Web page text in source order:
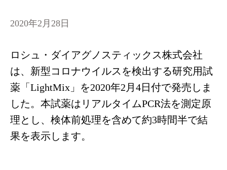
2020年2月28日
ロシュ・ダイアグノスティックス株式会社
は、新型コロナウイルスを検出する研究用試
薬「LightMix」を2020年2月4日付で発売しま
した。本試薬はリアルタイムPCR法を測定原
理とし、検体前処理を含めて約3時間半で結
果を表示します。